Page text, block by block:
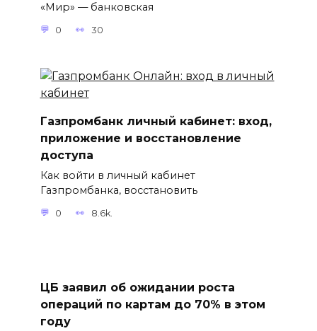
«Мир» — банковская
0 30
Газпромбанк личный кабинет: вход,
приложение и восстановление
доступа
Как войти в личный кабинет
Газпромбанка, восстановить
0 8.6k.
ЦБ заявил об ожидании роста
операций по картам до 70% в этом
году